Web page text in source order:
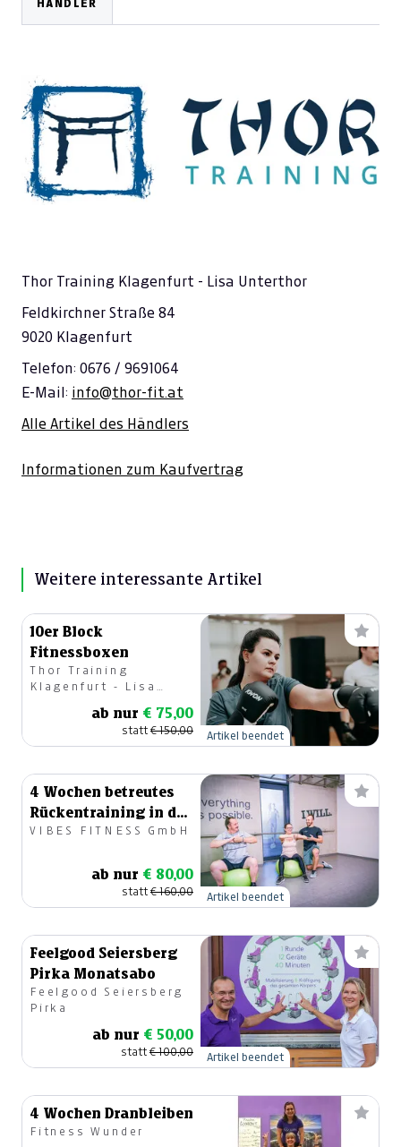
HÄNDLER
Thor Training Klagenfurt - Lisa Unterthor
Feldkirchner Straße 84
9020 Klagenfurt
Telefon: 0676 / 9691064
E-Mail: info@thor-fit.at
Alle Artikel des Händlers
Informationen zum Kaufvertrag
Weitere interessante Artikel
10er Block
Fitnessboxen
Thor Training
Klagenfurt - Lisa
ab nur € 75,00
statt€ 150,00 Artikel beendet
4 Wochen betreutes
Rückentraining in der
Kleingruppe
VIBES FITNESS GmbH
ab nur € 80,00
statt€ 160,00 Artikel beendet
Feelgood Seiersberg
Pirka Monatsabo
Feelgood Seiersberg
Pirka
ab nur € 50,00
statt€ 100,00 Artikel beendet
4 Wochen Dranbleiben
Fitness Wunder